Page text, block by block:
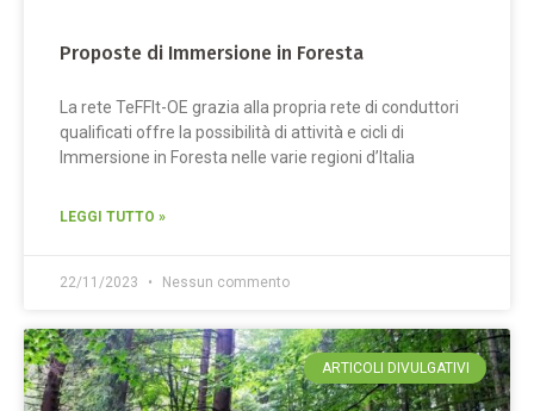
Proposte di Immersione in Foresta
La rete TeFFIt-OE grazia alla propria rete di conduttori
qualificati offre la possibilità di attività e cicli di
Immersione in Foresta nelle varie regioni d’Italia
LEGGI TUTTO »
22/11/2023 Nessun commento
ARTICOLI DIVULGATIVI